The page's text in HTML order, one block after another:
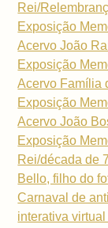
Rei/
Exposição
Acervo João
Exposição
Acervo Família
Exposição
Acervo João
Exposição
Rei/década de
Bello, filho do
Carnaval de
interativa